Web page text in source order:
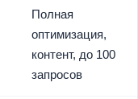
Полная
оптимизация,
контент, до 100
запросов